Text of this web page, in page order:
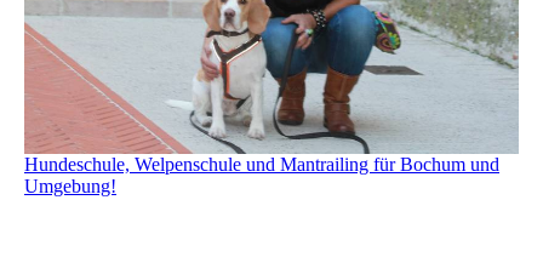
Hundeschule, Welpenschule und Mantrailing für Bochum und
Umgebung!